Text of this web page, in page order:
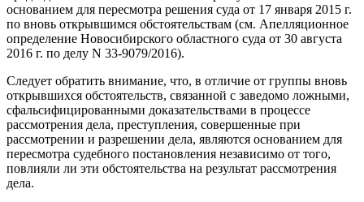
основанием для пересмотра решения суда от 17 января 2015 г.
по вновь открывшимся обстоятельствам (см. Апелляционное
определение Новосибирского областного суда от 30 августа
2016 г. по делу N 33-9079/2016).
Следует обратить внимание, что, в отличие от группы вновь
открывшихся обстоятельств, связанной с заведомо ложными,
сфальсифицированными доказательствами в процессе
рассмотрения дела, преступления, совершенные при
рассмотрении и разрешении дела, являются основанием для
пересмотра судебного постановления независимо от того,
повлияли ли эти обстоятельства на результат рассмотрения
дела.